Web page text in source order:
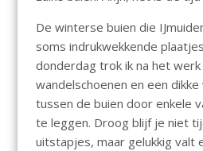
De winterse buien die
soms indrukwekkende
donderdag trok ik na het
wandelschoenen en een
tussen de buien door enkele
te leggen. Droog blijf je niet
uitstapjes, maar gelukkig valt